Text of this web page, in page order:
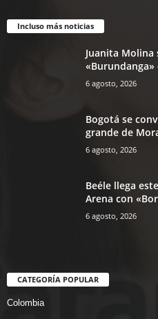
Incluso más noticias
Juanita Molina
«Burundanga»
6 agosto, 2026
Bogotá se
grande de
6 agosto, 2026
Beéle llega
Arena con
6 agosto, 2026
CATEGORÍA POPULAR
Colombia